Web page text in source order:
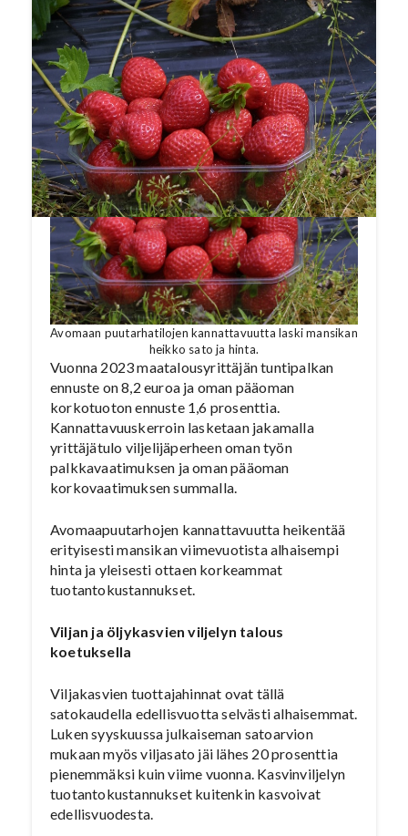
Avomaan puutarhatilojen kannattavuutta laski mansikan
heikko sato ja hinta.
Vuonna 2023 maatalousyrittäjän tuntipalkan
ennuste on 8,2 euroa ja oman pääoman
korkotuoton ennuste 1,6 prosenttia.
Kannattavuuskerroin lasketaan jakamalla
yrittäjätulo viljelijäperheen oman työn
palkkavaatimuksen ja oman pääoman
korkovaatimuksen summalla.
Avomaapuutarhojen kannattavuutta heikentää
erityisesti mansikan viimevuotista alhaisempi
hinta ja yleisesti ottaen korkeammat
tuotantokustannukset.
Viljan ja öljykasvien viljelyn talous
koetuksella
Viljakasvien tuottajahinnat ovat tällä
satokaudella edellisvuotta selvästi alhaisemmat.
Luken syyskuussa julkaiseman satoarvion
mukaan myös viljasato jäi lähes 20 prosenttia
pienemmäksi kuin viime vuonna. Kasvinviljelyn
tuotantokustannukset kuitenkin kasvoivat
edellisvuodesta.